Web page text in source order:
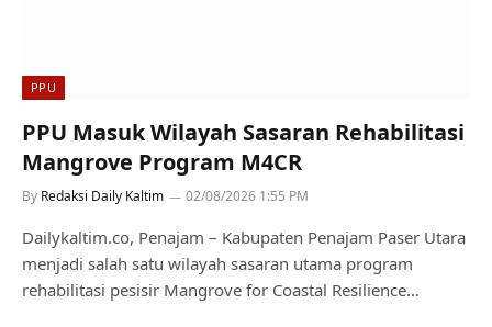
PPU
PPU Masuk Wilayah Sasaran Rehabilitasi
Mangrove Program M4CR
By Redaksi Daily Kaltim 02/08/2026 1:55 PM
Dailykaltim.co, Penajam – Kabupaten Penajam Paser Utara
menjadi salah satu wilayah sasaran utama program
rehabilitasi pesisir Mangrove for Coastal Resilience…